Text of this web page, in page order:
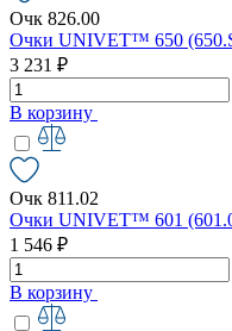
Очк 826.00
Очки UNIVET™ 650
3 231 ₽
В корзину
Очк 811.02
Очки UNIVET™ 601
1 546 ₽
В корзину